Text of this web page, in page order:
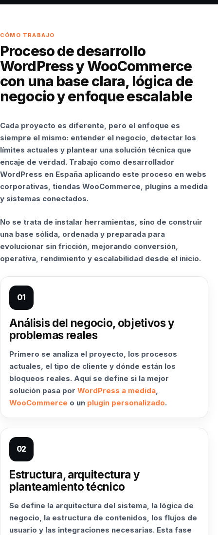
CÓMO TRABAJO
Proceso de desarrollo
WordPress y WooCommerce
con una base clara, lógica de
negocio y enfoque escalable
Cada proyecto es diferente, pero el enfoque es
siempre el mismo: entender el negocio, detectar los
límites actuales y plantear una solución técnica que
encaje de verdad. Trabajo como desarrollador
WordPress en España aplicando este proceso en webs
corporativas, tiendas WooCommerce, plugins a medida
y sistemas conectados.
No se trata de instalar herramientas, sino de construir
una base sólida, ordenada y preparada para
evolucionar sin fricción, mejorando conversión,
operativa, rendimiento y escalabilidad desde el inicio.
01
Análisis del negocio, objetivos y
problemas reales
Primero se analiza el proyecto, los procesos
actuales, el tipo de cliente y dónde están los
bloqueos reales. Aquí se define si la mejor
solución pasa por WordPress a medida
WooCommerce o un plugin personalizado.
02
Estructura, arquitectura y
planteamiento técnico
Se define la arquitectura del sistema, la lógica de
negocio, la estructura de contenidos, los flujos de
usuario y las integraciones necesarias. Esta fase